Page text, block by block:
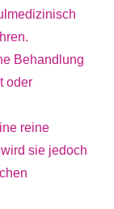
Behandlung
oder
reine
sie jedoch